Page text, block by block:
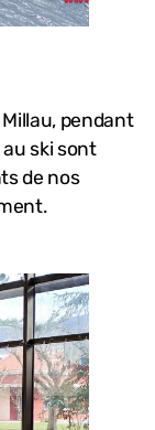
pendant
ski sont
de nos